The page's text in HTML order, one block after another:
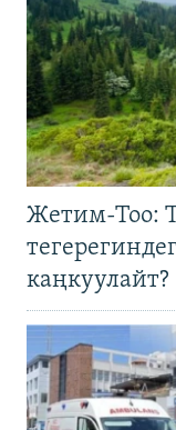
Жетим-Тоо:
каңкуулайт?